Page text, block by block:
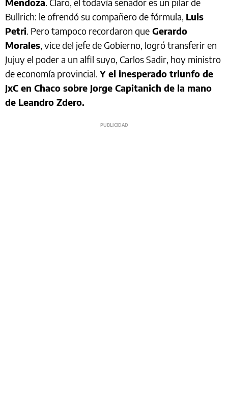
Mendoza. Claro, el todavía senador es un pilar de
Bullrich: le ofrendó su compañero de fórmula, Luis
Petri. Pero tampoco recordaron que Gerardo
Morales, vice del jefe de Gobierno, logró transferir en
Jujuy el poder a un alfil suyo, Carlos Sadir, hoy ministro
de economía provincial.Y el inesperado triunfo de
JxC en Chaco sobre Jorge Capitanich de la mano
de Leandro Zdero.